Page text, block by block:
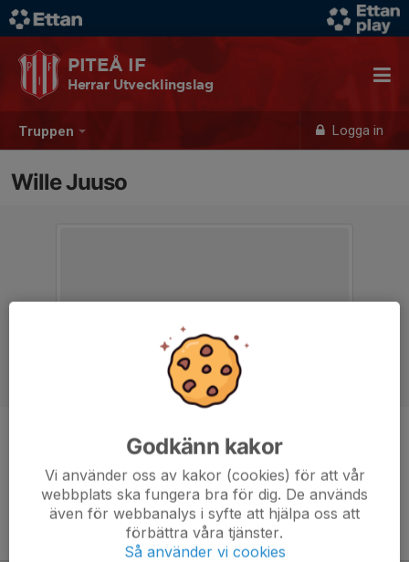
Truppen Logga in
PITEÅ IF
Herrar Utvecklingslag
Wille Juuso
-
Ålder
19 år
Godkänn kakor
Vi använder oss av kakor (cookies) för att vår
webbplats ska fungera bra för dig. De används
även för webbanalys i syfte att hjälpa oss att
förbättra våra tjänster.
Så använder vi cookies